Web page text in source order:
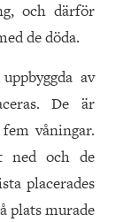
och därför
de döda.
av
De är
våningar.
ned och de
placerades
plats murade